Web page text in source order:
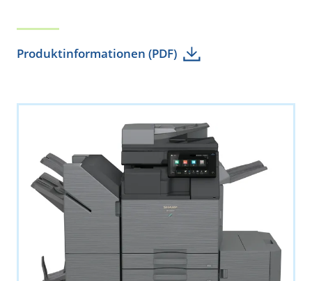
Produktinformationen (PDF)